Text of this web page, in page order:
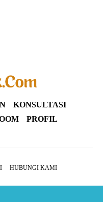
KONSULTASI
PROFIL
HUBUNGI KAMI